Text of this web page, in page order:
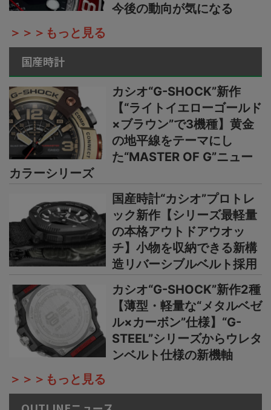
今後の動向が気になる
＞＞＞もっと見る
国産時計
カシオ“G-SHOCK”新作
【“ライトイエローゴールド
×ブラウン”で3機種】黄金
の地平線をテーマにし
た“MASTER OF G”ニュー
カラーシリーズ
国産時計“カシオ”プロトレ
ック新作【シリーズ最軽量
の本格アウトドアウオッ
チ】小物を収納できる新構
造リバーシブルベルト採用
カシオ“G-SHOCK”新作2種
【薄型・軽量な“メタルベゼ
ル×カーボン”仕様】“G-
STEEL”シリーズからウレタ
ンベルト仕様の新機軸
＞＞＞もっと見る